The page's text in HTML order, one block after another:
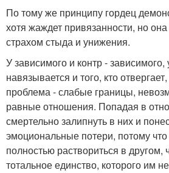
По тому же принципу гордец
хотя жаждет привязанности, но
страхом стыда и унижения.
У зависимого и контр - зависимого,
навязывается и того, кто
проблема - слабые границы,
равные отношения. Попадая в
смертельно залипнуть в них и
эмоциональные потери, потому
полностью раствориться в другом,
тотальное единство, которого им